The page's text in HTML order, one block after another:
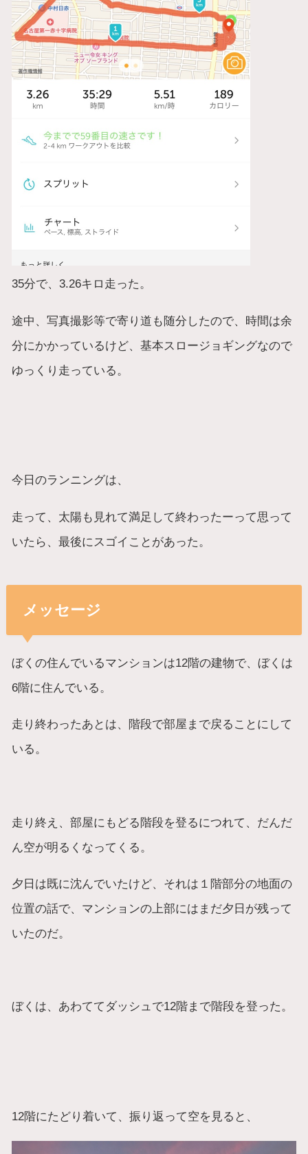
35分で、3.26キロ走った。
途中、写真撮影等で寄り道も随分したので、時間は余
分にかかっているけど、基本スロージョギングなので
ゆっくり走っている。
今日のランニングは、
走って、太陽も見れて満足して終わったーって思って
いたら、最後にスゴイことがあった。
メッセージ
ぼくの住んでいるマンションは12階の建物で、ぼくは
6階に住んでいる。
走り終わったあとは、階段で部屋まで戻ることにして
いる。
走り終え、部屋にもどる階段を登るにつれて、だんだ
ん空が明るくなってくる。
夕日は既に沈んでいたけど、それは１階部分の地面の
位置の話で、マンションの上部にはまだ夕日が残って
いたのだ。
ぼくは、あわててダッシュで12階まで階段を登った。
12階にたどり着いて、振り返って空を見ると、